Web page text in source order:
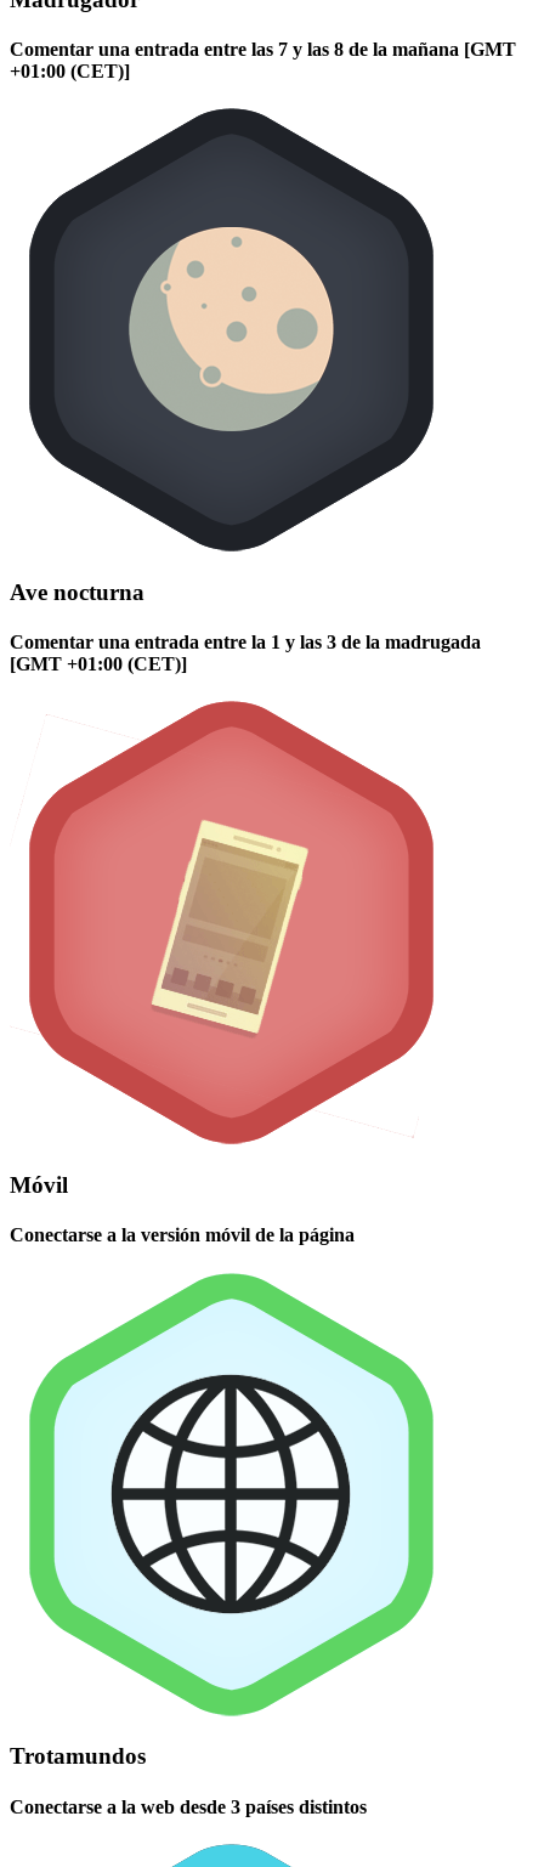
Comentar una entrada entre las 7 y las 8 de la mañana [GMT
+01:00 (CET)]
Ave nocturna
Comentar una entrada entre la 1 y las 3 de la madrugada
[GMT +01:00 (CET)]
Móvil
Conectarse a la versión móvil de la página
Trotamundos
Conectarse a la web desde 3 países distintos